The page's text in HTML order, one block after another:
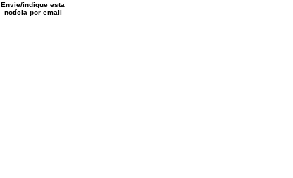
Envie/indique esta
notícia por email